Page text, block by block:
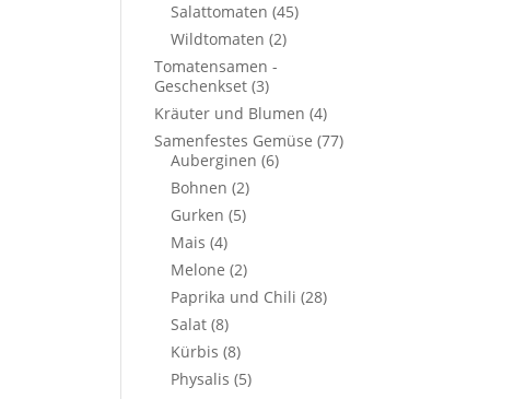
Salattomaten (45)
Wildtomaten (2)
Tomatensamen -
Geschenkset (3)
Kräuter und Blumen (4)
Samenfestes Gemüse (77)
Auberginen (6)
Bohnen (2)
Gurken (5)
Mais (4)
Melone (2)
Paprika und Chili (28)
Salat (8)
Kürbis (8)
Physalis (5)